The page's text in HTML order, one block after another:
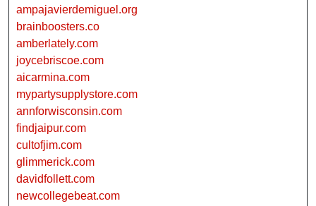
ampajavierdemiguel.org
brainboosters.co
amberlately.com
joycebriscoe.com
aicarmina.com
mypartysupplystore.com
annforwisconsin.com
findjaipur.com
cultofjim.com
glimmerick.com
davidfollett.com
newcollegebeat.com